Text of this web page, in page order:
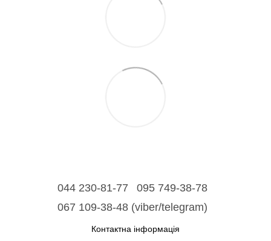
044 230-81-77
095 749-38-78
067 109-38-48 (viber/telegram)
Контактна інформація